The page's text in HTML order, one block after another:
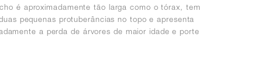
é aproximadamente tão larga como o tórax, tem
pequenas protuberâncias no topo e apresenta
a perda de árvores de maior idade e porte